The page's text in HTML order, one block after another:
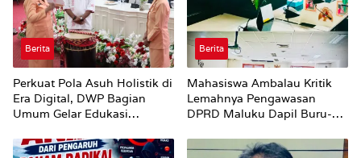
Berita
Perkuat Pola Asuh Holistik di
Era Digital, DWP Bagian
Umum Gelar Edukasi
Berita
Mahasiswa Ambalau Kritik
Lemahnya Pengawasan
DPRD Maluku Dapil Buru-
Perubahan Status Jalan